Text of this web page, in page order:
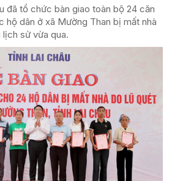
đã tổ chức bàn giao toàn bộ 24 căn
hộ dân ở xã Mường Than bị mất nhà
sử vừa qua.